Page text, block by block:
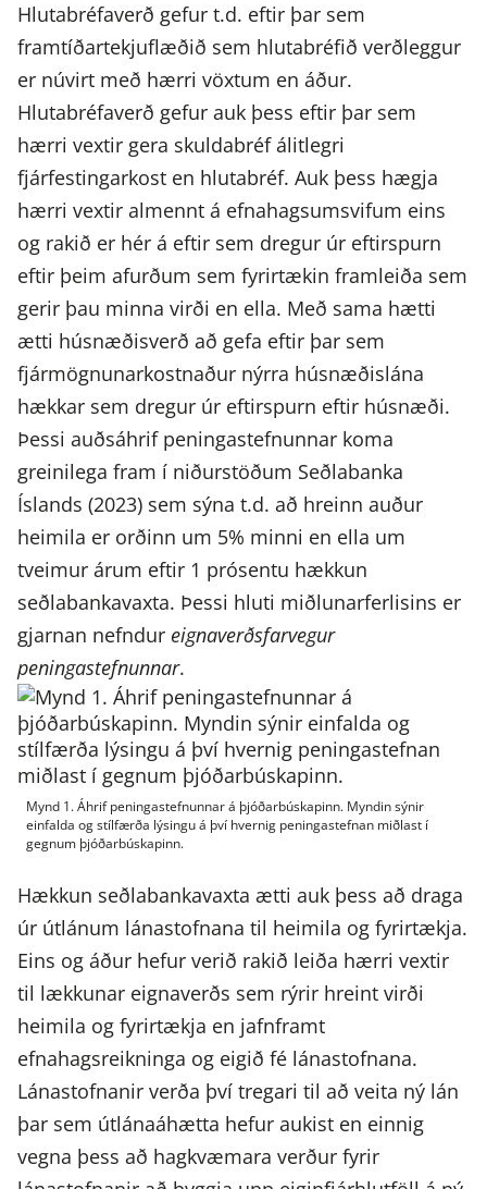
Hlutabréfaverð gefur t.d. eftir þar sem
framtíðartekjuflæðið sem hlutabréfið verðleggur
er núvirt með hærri vöxtum en áður.
Hlutabréfaverð gefur auk þess eftir þar sem
hærri vextir gera skuldabréf álitlegri
fjárfestingarkost en hlutabréf. Auk þess hægja
hærri vextir almennt á efnahagsumsvifum eins
og rakið er hér á eftir sem dregur úr eftirspurn
eftir þeim afurðum sem fyrirtækin framleiða sem
gerir þau minna virði en ella. Með sama hætti
ætti húsnæðisverð að gefa eftir þar sem
fjármögnunarkostnaður nýrra húsnæðislána
hækkar sem dregur úr eftirspurn eftir húsnæði.
Þessi auðsáhrif peningastefnunnar koma
greinilega fram í niðurstöðum Seðlabanka
Íslands (2023) sem sýna t.d. að hreinn auður
heimila er orðinn um 5% minni en ella um
tveimur árum eftir 1 prósentu hækkun
seðlabankavaxta. Þessi hluti miðlunarferlisins er
gjarnan nefndur eignaverðsfarvegur
peningastefnunnar.
Mynd 1. Áhrif peningastefnunnar á þjóðarbúskapinn. Myndin sýnir
einfalda og stílfærða lýsingu á því hvernig peningastefnan miðlast í
gegnum þjóðarbúskapinn.
Hækkun seðlabankavaxta ætti auk þess að draga
úr útlánum lánastofnana til heimila og fyrirtækja.
Eins og áður hefur verið rakið leiða hærri vextir
til lækkunar eignaverðs sem rýrir hreint virði
heimila og fyrirtækja en jafnframt
efnahagsreikninga og eigið fé lánastofnana.
Lánastofnanir verða því tregari til að veita ný lán
þar sem útlánaáhætta hefur aukist en einnig
vegna þess að hagkvæmara verður fyrir